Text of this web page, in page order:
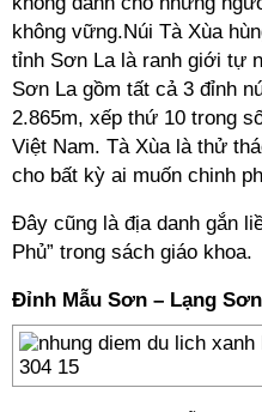
không vững.Núi Tà Xùa
tỉnh Sơn La là ranh giới tự
Sơn La gồm tất cả 3 đỉnh
2.865m, xếp thứ 10 trong
Việt Nam. Tà Xùa là thử
cho bất kỳ ai muốn chinh
Đây cũng là địa danh gắn
Phủ” trong sách giáo khoa.
Đỉnh Mẫu Sơn – Lạng Sơn